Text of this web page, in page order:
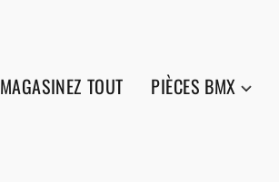
MAGASINEZ TOUT PIÈCES BMX